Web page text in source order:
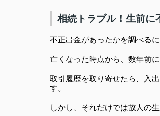
相続トラブル！生前に
不正出金があったかを調べる
亡くなった時点から、数年前
取引履歴を取り寄せたら、入
す。
しかし、それだけでは故人の